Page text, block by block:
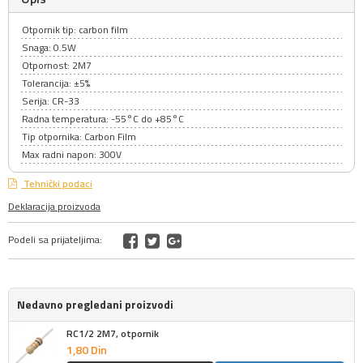
Otpornik tip: carbon film
Snaga: 0.5W
Otpornost: 2M7
Tolerancija: ±5%
Serija: CR-33
Radna temperatura: -55°C do +85°C
Tip otpornika: Carbon Film
Max radni napon: 300V
Tehnički podaci
Deklaracija proizvoda
Podeli sa prijateljima:
Nedavno pregledani proizvodi
RC1/2 2M7, otpornik
1,80Din